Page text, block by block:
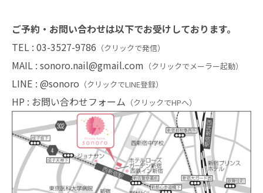
ご予約・お問い合わせは以下でお受けしております。
TEL : 03-3527-9786 （クリックで発信）
MAIL : sonoro.nail@gmail.com （クリックでメーラー起動）
LINE : @sonoro （クリックでLINE登録）
HP : お問い合わせフォーム （クリックでHPへ）